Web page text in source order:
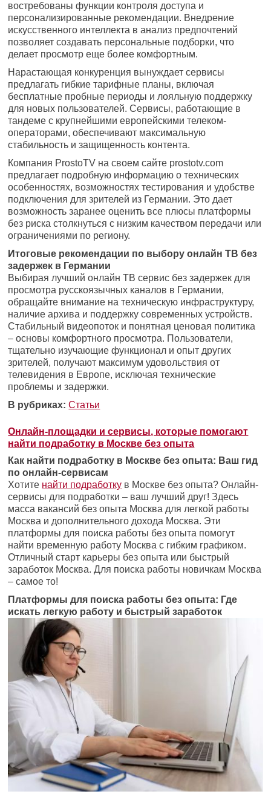
востребованы функции контроля доступа и
персонализированные рекомендации. Внедрение
искусственного интеллекта в анализ предпочтений
позволяет создавать персональные подборки, что
делает просмотр еще более комфортным.
Нарастающая конкуренция вынуждает сервисы
предлагать гибкие тарифные планы, включая
бесплатные пробные периоды и лояльную поддержку
для новых пользователей. Сервисы, работающие в
тандеме с крупнейшими европейскими телеком-
операторами, обеспечивают максимальную
стабильность и защищенность контента.
Компания ProstoTV на своем сайте prostotv.com
предлагает подробную информацию о технических
особенностях, возможностях тестирования и удобстве
подключения для зрителей из Германии. Это дает
возможность заранее оценить все плюсы платформы
без риска столкнуться с низким качеством передачи или
ограничениями по региону.
Итоговые рекомендации по выбору онлайн ТВ без
задержек в Германии
Выбирая лучший онлайн ТВ сервис без задержек для
просмотра русскоязычных каналов в Германии,
обращайте внимание на техническую инфраструктуру,
наличие архива и поддержку современных устройств.
Стабильный видеопоток и понятная ценовая политика
– основы комфортного просмотра. Пользователи,
тщательно изучающие функционал и опыт других
зрителей, получают максимум удовольствия от
телевидения в Европе, исключая технические
проблемы и задержки.
В рубриках: Статьи
Онлайн-площадки и сервисы, которые помогают
найти подработку в Москве без опыта
Как найти подработку в Москве без опыта: Ваш гид
по онлайн-сервисам
Хотите найти подработку в Москве без опыта? Онлайн-
сервисы для подработки – ваш лучший друг! Здесь
масса вакансий без опыта Москва для легкой работы
Москва и дополнительного дохода Москва. Эти
платформы для поиска работы без опыта помогут
найти временную работу Москва с гибким графиком.
Отличный старт карьеры без опыта или быстрый
заработок Москва. Для поиска работы новичкам Москва
– самое то!
Платформы для поиска работы без опыта: Где
искать легкую работу и быстрый заработок